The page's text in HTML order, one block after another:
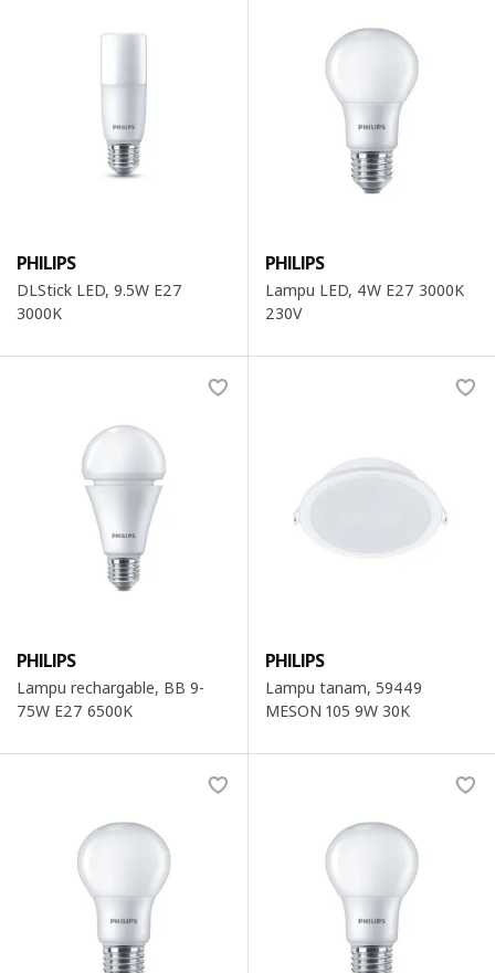
PHILIPS
DLStick LED, 9.5W E27
3000K
PHILIPS
Lampu LED, 4W E27 3000K
230V
PHILIPS
Lampu rechargable, BB 9-
75W E27 6500K
PHILIPS
Lampu tanam, 59449
MESON 105 9W 30K